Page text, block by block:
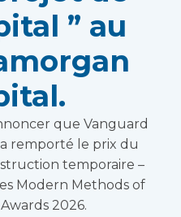
” au
que Vanguard
remporté le prix du
temporaire –
Modern Methods of
2026.